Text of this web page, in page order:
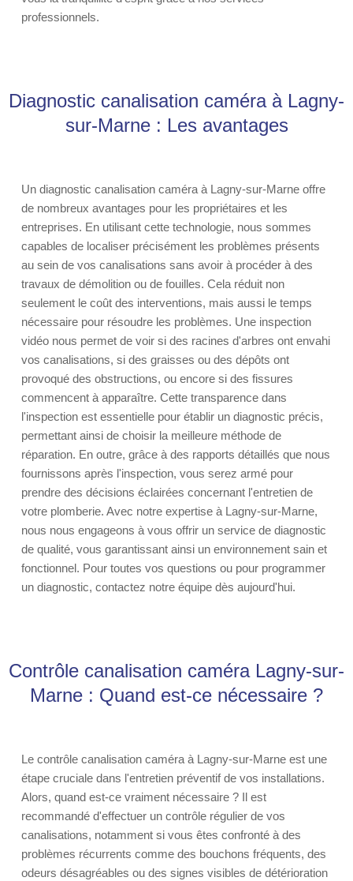
professionnels.
Diagnostic canalisation caméra à Lagny-
sur-Marne : Les avantages
Un diagnostic canalisation caméra à Lagny-sur-Marne offre
de nombreux avantages pour les propriétaires et les
entreprises. En utilisant cette technologie, nous sommes
capables de localiser précisément les problèmes présents
au sein de vos canalisations sans avoir à procéder à des
travaux de démolition ou de fouilles. Cela réduit non
seulement le coût des interventions, mais aussi le temps
nécessaire pour résoudre les problèmes. Une inspection
vidéo nous permet de voir si des racines d'arbres ont envahi
vos canalisations, si des graisses ou des dépôts ont
provoqué des obstructions, ou encore si des fissures
commencent à apparaître. Cette transparence dans
l'inspection est essentielle pour établir un diagnostic précis,
permettant ainsi de choisir la meilleure méthode de
réparation. En outre, grâce à des rapports détaillés que nous
fournissons après l'inspection, vous serez armé pour
prendre des décisions éclairées concernant l'entretien de
votre plomberie. Avec notre expertise à Lagny-sur-Marne,
nous nous engageons à vous offrir un service de diagnostic
de qualité, vous garantissant ainsi un environnement sain et
fonctionnel. Pour toutes vos questions ou pour programmer
un diagnostic, contactez notre équipe dès aujourd'hui.
Contrôle canalisation caméra Lagny-sur-
Marne : Quand est-ce nécessaire ?
Le contrôle canalisation caméra à Lagny-sur-Marne est une
étape cruciale dans l'entretien préventif de vos installations.
Alors, quand est-ce vraiment nécessaire ? Il est
recommandé d'effectuer un contrôle régulier de vos
canalisations, notamment si vous êtes confronté à des
problèmes récurrents comme des bouchons fréquents, des
odeurs désagréables ou des signes visibles de détérioration